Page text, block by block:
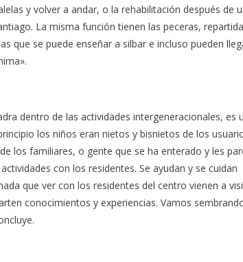
y volver a andar, o la rehabilitación después de
La misma función tienen las peceras,
que se puede enseñar a silbar e incluso pueden
dentro de las actividades intergeneracionales, es
los niños eran nietos y bisnietos de los
los familiares, o gente que se ha enterado y les
con los residentes. Se ayudan y se cuidan
que ver con los residentes del centro vienen a
conocimientos y experiencias. Vamos